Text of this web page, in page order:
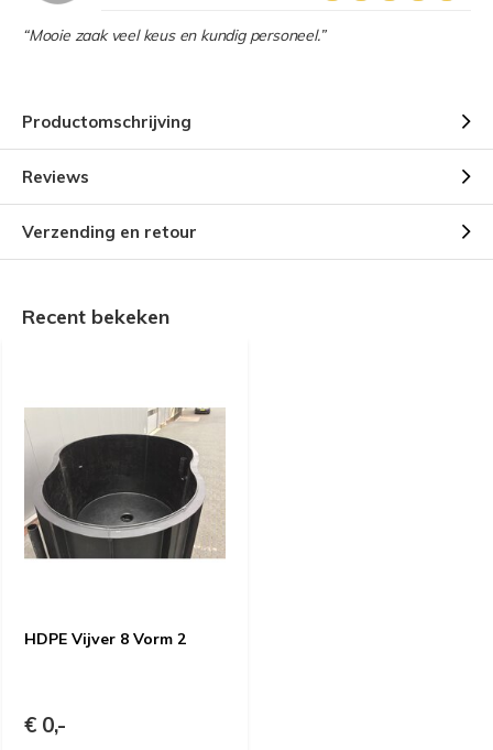
“Mooie zaak veel keus en kundig personeel.”
Productomschrijving
Reviews
Verzending en retour
Recent bekeken
HDPE Vijver 8 Vorm 2
€ 0,-